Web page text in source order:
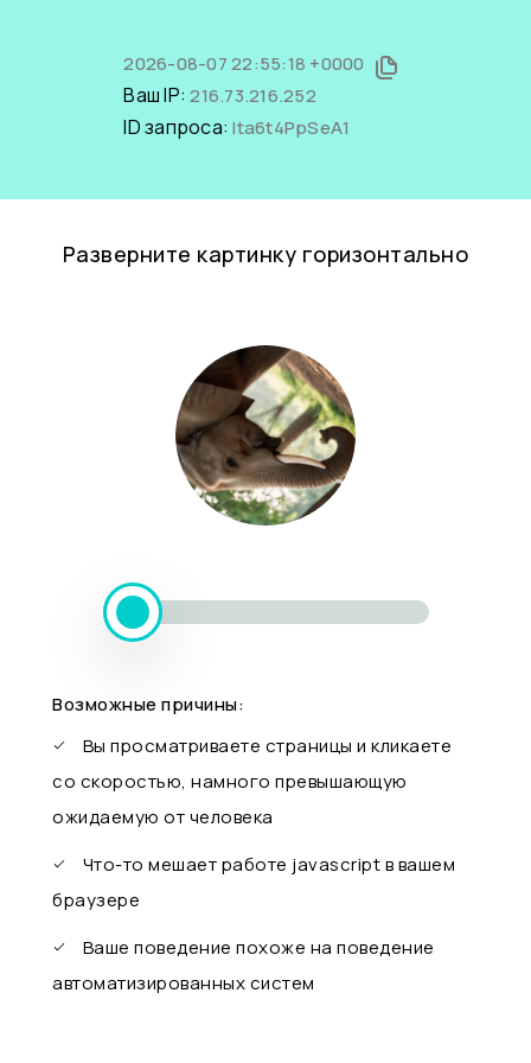
2026-08-07 22:55:18 +0000
Ваш IP:216.73.216.252
ID запроса:Ita6t4PpSeA1
Разверните картинку горизонтально
Возможные причины:
Вы просматриваете страницы и кликаете
со скоростью, намного превышающую
ожидаемую от человека
Что-то мешает работе javascript в вашем
браузере
Ваше поведение похоже на поведение
автоматизированных систем